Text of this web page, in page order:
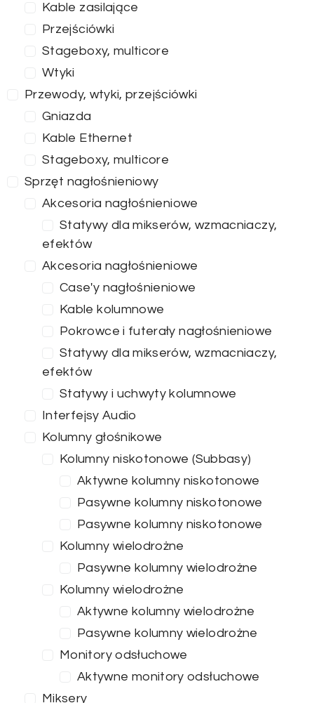
Kable zasilające
Przejściówki
Stageboxy, multicore
Wtyki
Przewody, wtyki, przejściówki
Gniazda
Kable Ethernet
Stageboxy, multicore
Sprzęt nagłośnieniowy
Akcesoria nagłośnieniowe
Statywy dla mikserów, wzmacniaczy,
efektów
Akcesoria nagłośnieniowe
Case'y nagłośnieniowe
Kable kolumnowe
Pokrowce i futerały nagłośnieniowe
Statywy dla mikserów, wzmacniaczy,
efektów
Statywy i uchwyty kolumnowe
Interfejsy Audio
Kolumny głośnikowe
Kolumny niskotonowe (Subbasy)
Aktywne kolumny niskotonowe
Pasywne kolumny niskotonowe
Pasywne kolumny niskotonowe
Kolumny wielodrożne
Pasywne kolumny wielodrożne
Kolumny wielodrożne
Aktywne kolumny wielodrożne
Pasywne kolumny wielodrożne
Monitory odsłuchowe
Aktywne monitory odsłuchowe
Miksery